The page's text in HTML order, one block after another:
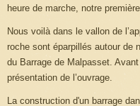
heure de marche, notre
Nous voilà dans le vallon de
roche sont éparpillés autour de
du Barrage de Malpasset.
présentation de l’ouvrage.
La construction d'un barrage